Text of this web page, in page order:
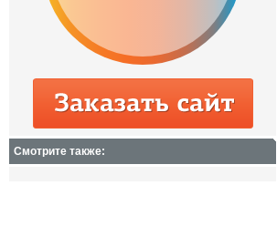
Смотрите также: